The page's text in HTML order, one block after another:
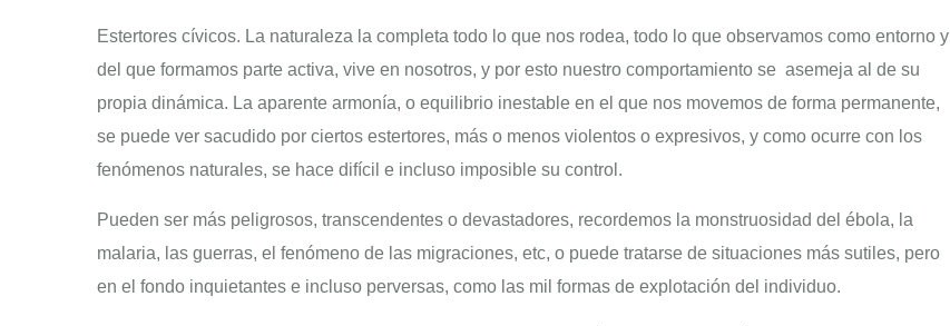
Estertores cívicos. La naturaleza la completa todo lo que nos rodea, todo lo que observamos como entorno y
del que formamos parte activa, vive en nosotros, y por esto nuestro comportamiento se asemeja al de su
propia dinámica. La aparente armonía, o equilibrio inestable en el que nos movemos de forma permanente,
se puede ver sacudido por ciertos estertores, más o menos violentos o expresivos, y como ocurre con los
fenómenos naturales, se hace difícil e incluso imposible su control.
Pueden ser más peligrosos, transcendentes o devastadores, recordemos la monstruosidad del ébola, la
malaria, las guerras, el fenómeno de las migraciones, etc, o puede tratarse de situaciones más sutiles, pero
en el fondo inquietantes e incluso perversas, como las mil formas de explotación del individuo.